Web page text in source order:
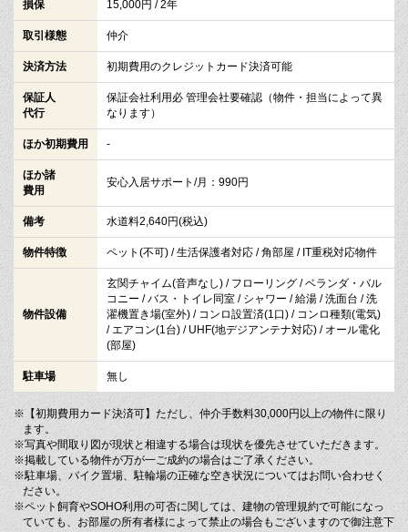
損保 15,000円 / 2年
取引様態 仲介
決済方法 初期費用のクレジットカード決済可能
保証人
代行
保証会社利用必 管理会社要確認（物件・担当によって異
なります）
ほか初期費用 -
ほか諸
費用
安心入居サポート/月：990円
備考 水道料2,640円(税込)
物件特徴 ペット(不可) / 生活保護者対応 / 角部屋 / IT重税対応物件
物件設備
玄関チャイム(音声なし) / フローリング / ベランダ・バル
コニー / バス・トイレ同室 / シャワー / 給湯 / 洗面台 / 洗
濯機置き場(室外) / コンロ設置済(1口) / コンロ種類(電気)
/ エアコン(1台) / UHF(地デジアンテナ対応) / オール電化
(部屋)
駐車場 無し
※【初期費用カード決済可】ただし、仲介手数料30,000円以上の物件に限り
ます。
※写真や間取り図が現状と相違する場合は現状を優先させていただきます。
※掲載している物件が万が一ご成約の場合はご了承ください。
※駐車場、バイク置場、駐輪場の正確な空き状況についてはお問い合わせく
ださい。
※ペット飼育やSOHO利用の可否に関しては、建物の管理規約で可能になっ
ていても、お部屋の所有者様によって禁止の場合もございますので御注意下